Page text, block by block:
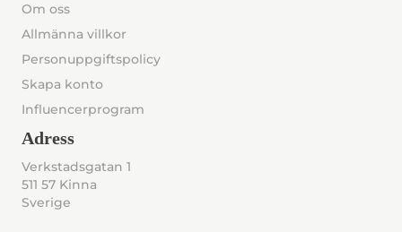
Om oss
Allmänna villkor
Personuppgiftspolicy
Skapa konto
Influencerprogram
Adress
Verkstadsgatan 1
511 57 Kinna
Sverige